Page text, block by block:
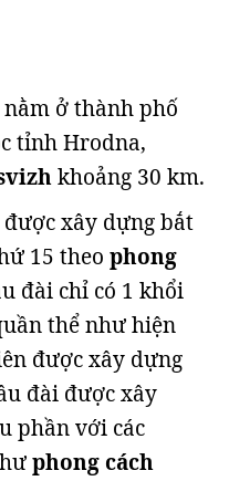
ở thành phố
tỉnh Hrodna,
khoảng 30 km.
xây dựng bắt
15 theo phong
đài chỉ có 1 khổi
thể như hiện
được xây dựng
đài được xây
phần với các
phong cách